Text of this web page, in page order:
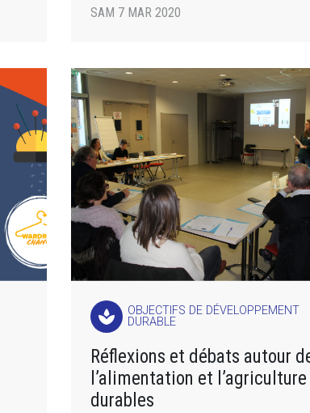
SAM 7 MAR 2020
spa
OBJECTIFS DE DÉVELOPPEMENT
DURABLE
Réflexions et débats autour
l’alimentation et l’agriculture
durables